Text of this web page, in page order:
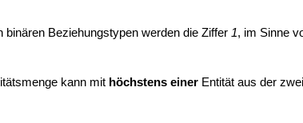
binären Beziehungstypen werden die Ziffer 1, im Sinne
kann mit höchstens einerEntität aus der